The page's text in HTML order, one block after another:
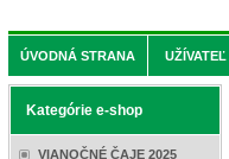
ÚVODNÁ STRANA UŽÍVATEĽ
Kategórie e-shop
VIANOČNÉ ČAJE 2025